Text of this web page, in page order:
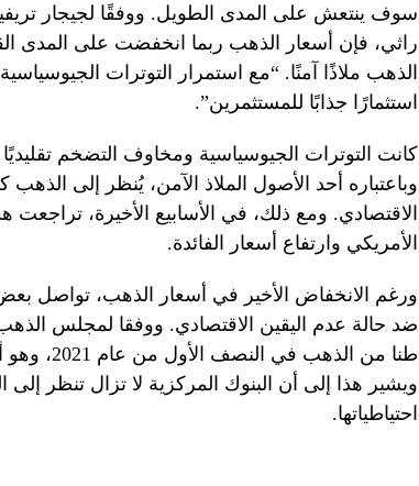
سوف ينتعش على المدى الطويل. ووفقًا لجيجار
راثي، فإن أسعار الذهب ربما انخفضت على المدى
الذهب ملاذًا آمنًا. “مع استمرار التوترات
استثمارًا جذابًا للمستثمرين”.
كانت التوترات الجيوسياسية ومخاوف التضخم
وباعتباره أحد الأصول الملاذ الآمن، يُنظر إلى
الاقتصادي. ومع ذلك، في الأسابيع الأخيرة، تراجعت
الأمريكي وارتفاع أسعار الفائدة.
ورغم الانخفاض الأخير في أسعار الذهب، تواصل
طنا من
ويشير هذا إلى أن البنوك المركزية لا تزال تنظر إلى
احتياطياتها.